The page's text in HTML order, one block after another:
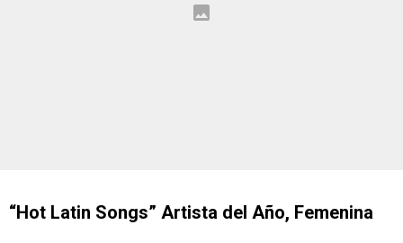
“Hot Latin Songs” Artista del Año, Femenina